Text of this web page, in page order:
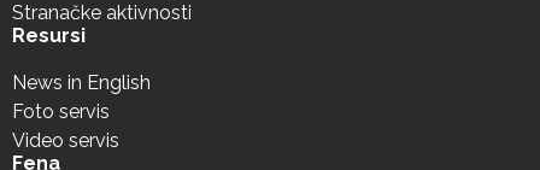
Stranačke aktivnosti
Resursi
News in English
Foto servis
Video servis
Fena